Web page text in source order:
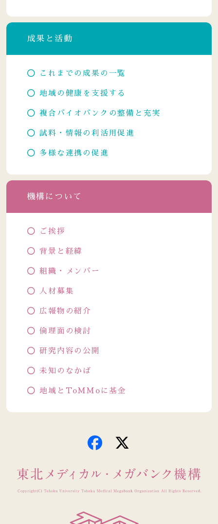
成果と活動
これまでの成果の一覧
地域の健康を支援する
複合バイオバンクの整備と充実
試料・情報の利活用促進
多様な連携の促進
機構について
ご挨拶
背景と経緯
組織・メンバー
人材募集
広報物の紹介
倫理面の検討
研究内容の公開
未知のなかば
地域とToMMoに基金